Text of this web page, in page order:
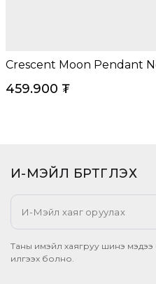
Crescent Moon Pendant
459.900 ₮
И-МЭЙЛ БҮРТГҮҮЛЭХ​
Таны имэйл хаягруу шинэ мэдээ
илгээх болно.